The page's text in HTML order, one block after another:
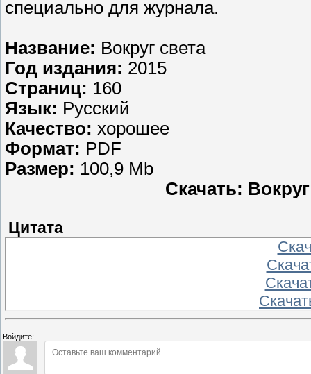
специально для журнала.
Название: Вокруг света
Год издания: 2015
Страниц: 160
Язык: Русский
Качество: хорошее
Формат: PDF
Размер: 100,9 Mb
Скачать:
Цитата
Войдите: